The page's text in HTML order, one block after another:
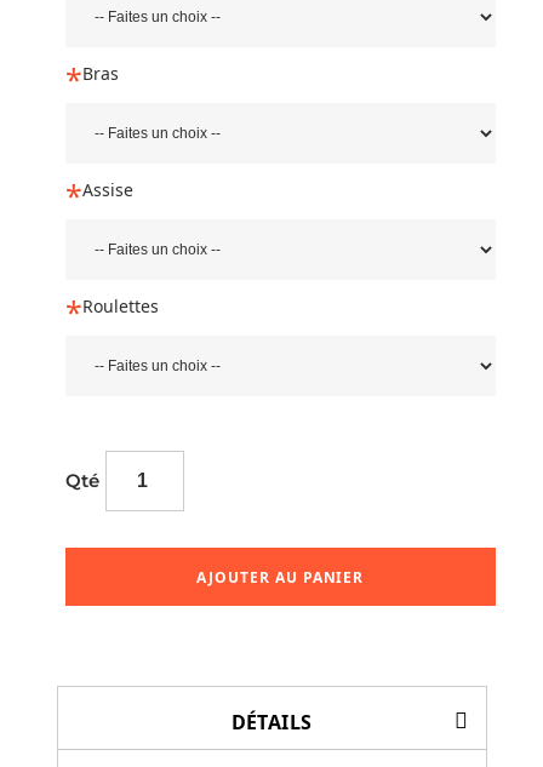
Bras
Assise
Roulettes
Qté
AJOUTER AU PANIER
DÉTAILS